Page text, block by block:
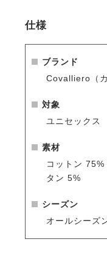
仕様
ブランド
Covalliero（カ
対象
ユニセックス
素材
コットン
タン 5%
シーズン
オールシーズ